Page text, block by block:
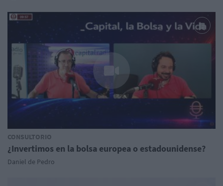
CONSULTORIO
¿Invertimos en la bolsa europea o estadounidense?
Daniel de Pedro